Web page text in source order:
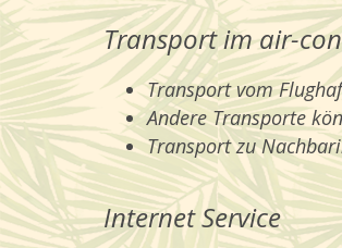
Transport im air-
Transport vom
Andere Transporte
Transport zu
Internet Service